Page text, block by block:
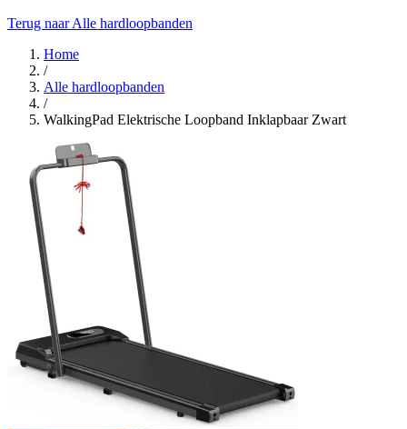
Terug naar Alle hardloopbanden
Home
/
Alle hardloopbanden
/
WalkingPad Elektrische Loopband Inklapbaar Zwart